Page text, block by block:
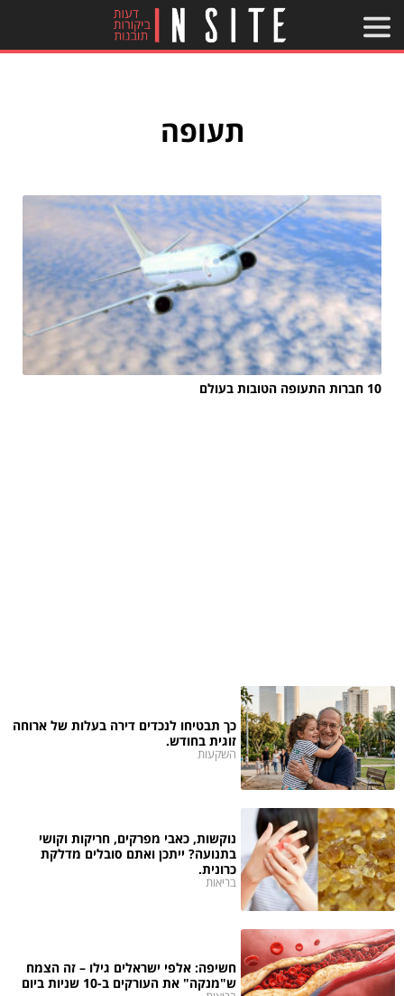
תעופה
10 חברות התעופה הטובות בעולם
כך תבטיחו לנכדים דירה בעלות של ארוחה
זוגית בחודש.
השקעות
נוקשות, כאבי מפרקים, חריקות וקושי
בתנועה? ייתכן ואתם סובלים מדלקת
כרונית.
בריאות
חשיפה: אלפי ישראלים גילו – זה הצמח
ש"מנקה" את העורקים ב-10 שניות ביום